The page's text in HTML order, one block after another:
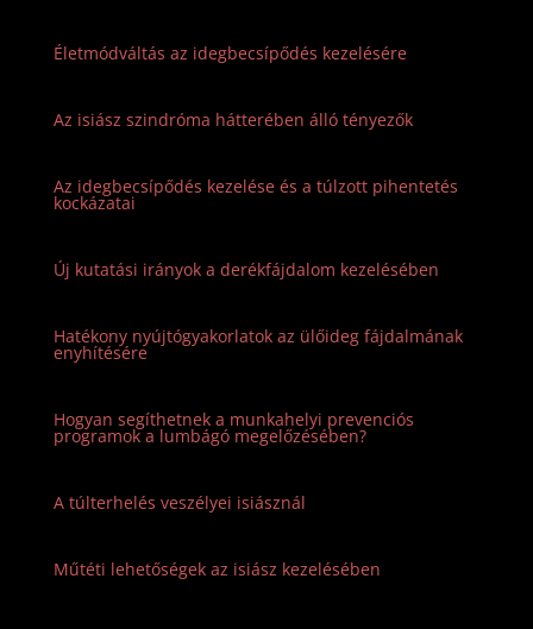
Életmódváltás az idegbecsípődés kezelésére
Az isiász szindróma hátterében álló tényezők
Az idegbecsípődés kezelése és a túlzott pihentetés
kockázatai
Új kutatási irányok a derékfájdalom kezelésében
Hatékony nyújtógyakorlatok az ülőideg fájdalmának
enyhítésére
Hogyan segíthetnek a munkahelyi prevenciós
programok a lumbágó megelőzésében?
A túlterhelés veszélyei isiásznál
Műtéti lehetőségek az isiász kezelésében